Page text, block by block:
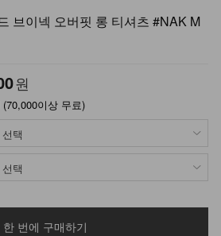
브이넥 오버핏 롱 티셔츠 #NAK M
원
(70,000이상 무료)
한 번에 구매하기